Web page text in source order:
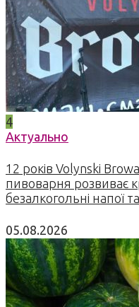
4
Актуально
12 років Volynski
пивоварня розвиває
безалкогольні напої
05.08.2026